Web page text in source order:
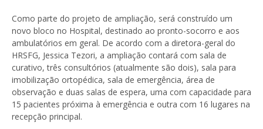
Como parte do projeto de ampliação, será construído um
novo bloco no Hospital, destinado ao pronto-socorro e aos
ambulatórios em geral. De acordo com a diretora-geral do
HRSFG, Jessica Tezori, a ampliação contará com sala de
curativo, três consultórios (atualmente são dois), sala para
imobilização ortopédica, sala de emergência, área de
observação e duas salas de espera, uma com capacidade para
15 pacientes próxima à emergência e outra com 16 lugares na
recepção principal.